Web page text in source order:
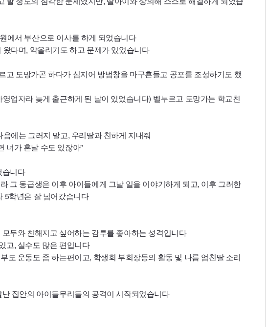
에서 부산으로 이사를 하게 되었습니다
다며, 약올리기도 하고 문제가 있었습니다
고 도망가곤 하다가 심지어 방범창을 마구흔들고 공포를 조성하기도 했
업자라 늦게 출근하게 된 날이 있었습니다) 벨누르고 도망가는 학교친
에는 그러지 말고, 우리딸과 친하게 지내줘
너가 혼날 수도 있잖아"
습니다
그 동급생은 이후 아이들에게 그날 일을 이야기하게 되고, 이후 그러한
5학년은 잘 넘어갔습니다
두와 친해지고 싶어하는 감투를 좋아하는 성격입니다
고, 실수도 많은 편입니다
도 운동도 좀 하는편이고, 학생회 부회장등의 활동 및 나름 엄친딸 소리
집안의 아이들무리들의 공격이 시작되었습니다